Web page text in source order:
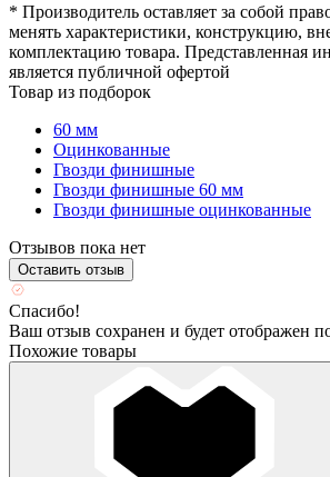
* Производитель оставляет за собой
менять характеристики, конструкцию,
комплектацию товара. Представленная
является публичной офертой
Товар из подборок
60 мм
Оцинкованные
Гвозди финишные
Гвозди финишные 60 мм
Гвозди финишные оцинкованные
Отзывов пока нет
Оставить отзыв
Спасибо!
Ваш отзыв сохранен и будет отображен
Похожие товары